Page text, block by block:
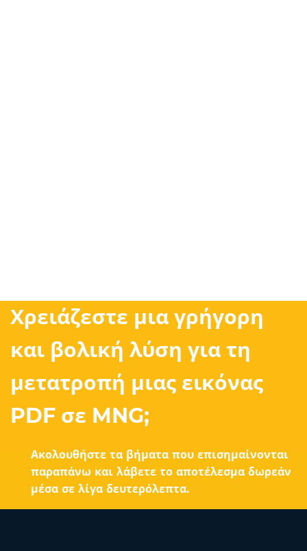
Χρειάζεστε μια γρήγορη
και βολική λύση για τη
μετατροπή μιας εικόνας
PDF σε MNG;
Ακολουθήστε τα βήματα που επισημαίνονται
παραπάνω και λάβετε το αποτέλεσμα δωρεάν
μέσα σε λίγα δευτερόλεπτα.